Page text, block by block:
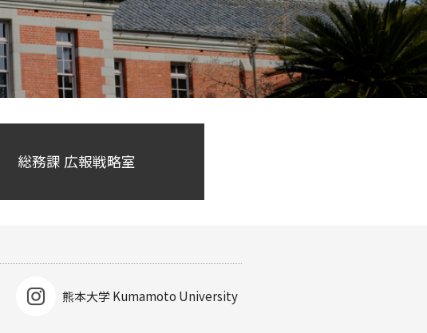
総務課 広報戦略室
熊本大学 Kumamoto University